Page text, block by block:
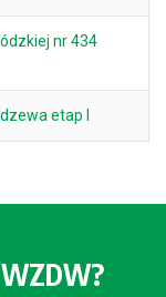
nr 434
etap I